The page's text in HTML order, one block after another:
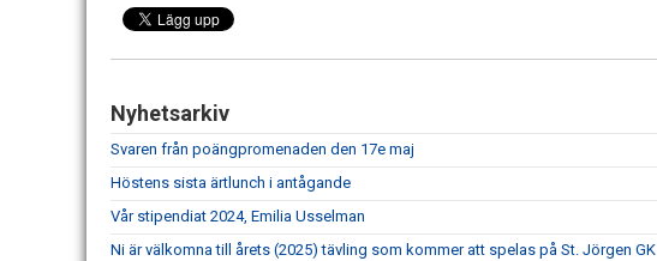
Nyhetsarkiv
Svaren från poängpromenaden den 17e maj
Höstens sista ärtlunch i antågande
Vår stipendiat 2024, Emilia Usselman
Ni är välkomna till årets (2025) tävling som kommer att spelas på St. Jörgen GK